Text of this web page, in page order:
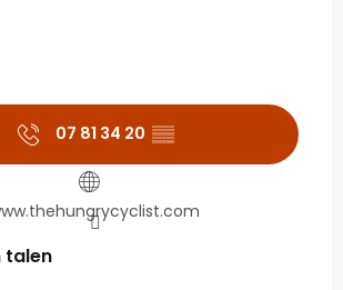
07 81 34 20 ▒▒
talen
talen